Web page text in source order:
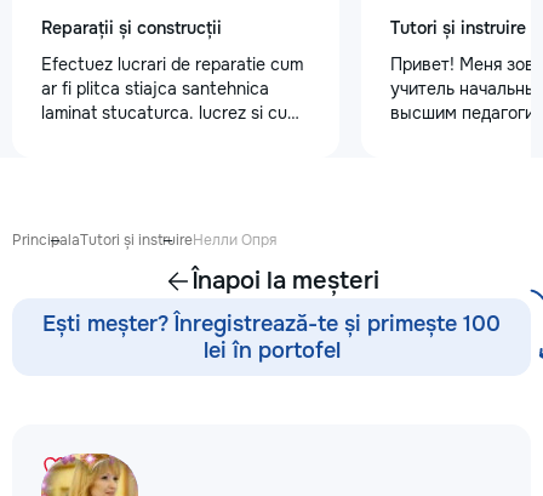
Reparații și construcții
Efectuez lucrari de reparatie cum
ar fi plitca stiajca santehnica
laminat stucaturca. lucrez si cu
Tutori și instruire
Привет! Меня
учитель
высшим
каллиграфия,
пространстве,
подготовка руки
PrincipalaTutori și instruireНелли Опря
Înapoi la meșteri
Ești meșter? Înregistrează-te și primește 100
lei în portofel